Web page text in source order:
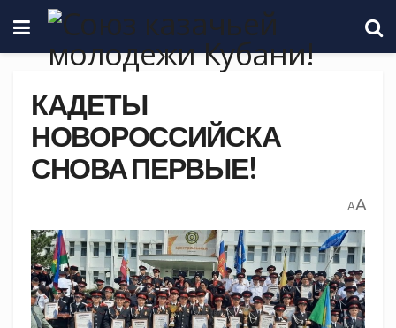
КАДЕТЫ
НОВОРОССИЙСКА
СНОВА ПЕРВЫЕ!
AA